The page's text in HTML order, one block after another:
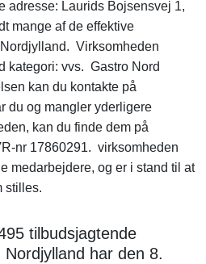
adresse: Laurids Bojsensvej 1,
mange af de effektive
Virksomheden
kategori: vvs. Gastro Nord
kan du kontakte på
du og mangler yderligere
kan du finde dem på
nr 17860291. virksomheden
medarbejdere, og er i stand til at
stilles.
tilbudsjagtende
har den 8.